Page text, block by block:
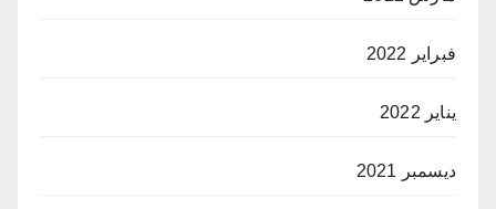
فبراير 2022
يناير 2022
ديسمبر 2021